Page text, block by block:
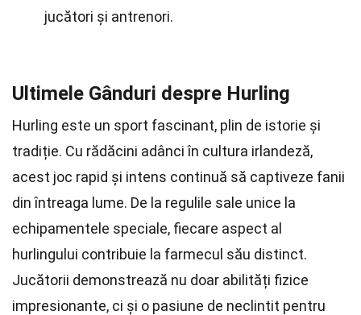
jucători și antrenori.
Ultimele Gânduri despre Hurling
Hurling este un sport fascinant, plin de istorie și
tradiție. Cu rădăcini adânci în cultura irlandeză,
acest joc rapid și intens continuă să captiveze fanii
din întreaga lume. De la regulile sale unice la
echipamentele speciale, fiecare aspect al
hurlingului contribuie la farmecul său distinct.
Jucătorii demonstrează nu doar abilități fizice
impresionante, ci și o pasiune de neclintit pentru